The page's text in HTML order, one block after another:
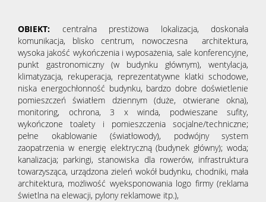
OBIEKT: centralna prestiżowa lokalizacja, doskonała
komunikacja, blisko centrum, nowoczesna architektura,
wysoka jakość wykończenia i wyposażenia, sale konferencyjne,
punkt gastronomiczny (w budynku głównym), wentylacja,
klimatyzacja, rekuperacja, reprezentatywne klatki schodowe,
niska energochłonność budynku, bardzo dobre doświetlenie
pomieszczeń światłem dziennym (duże, otwierane okna),
monitoring, ochrona, 3 x winda, podwieszane sufity,
wykończone toalety i pomieszczenia socjalne/techniczne;
pełne okablowanie (światłowody), podwójny system
zaopatrzenia w energię elektryczną (budynek główny); woda;
kanalizacja; parkingi, stanowiska dla rowerów, infrastruktura
towarzysząca, urządzona zieleń wokół budynku, chodniki, mała
architektura, możliwość wyeksponowania logo firmy (reklama
świetlna na elewacji, pylony reklamowe itp.),